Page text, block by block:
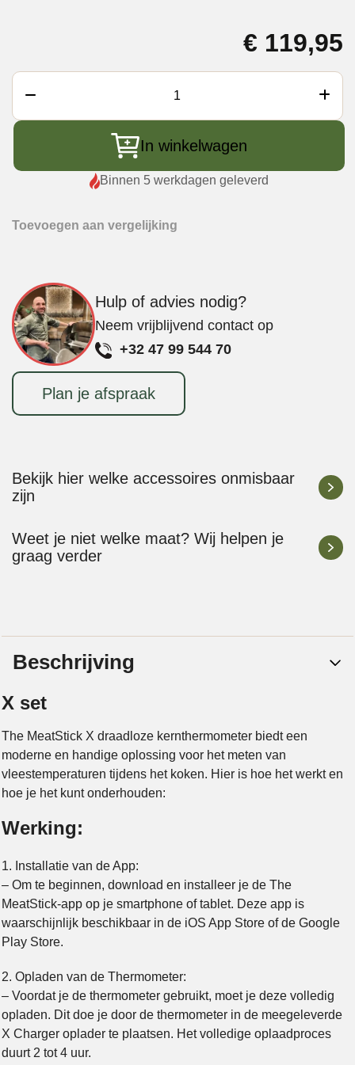
€ 119,95
Meatstick
Set
delig
In winkelwagen
Binnen 5 werkdagen geleverd
Toevoegen aan vergelijking
Hulp of advies nodig?
Neem vrijblijvend contact op
+32 47 99 544 70
Plan je afspraak
Bekijk hier welke accessoires onmisbaar
zijn
Weet je niet welke maat? Wij helpen je
graag verder
Beschrijving
X set
The MeatStick X draadloze kernthermometer biedt een
moderne en handige oplossing voor het meten van
vleestemperaturen tijdens het koken. Hier is hoe het werkt en
hoe je het kunt onderhouden:
Werking:
1. Installatie van de App:
– Om te beginnen, download en installeer je de The
MeatStick-app op je smartphone of tablet. Deze app is
waarschijnlijk beschikbaar in de iOS App Store of de Google
Play Store.
2. Opladen van de Thermometer:
– Voordat je de thermometer gebruikt, moet je deze volledig
opladen. Dit doe je door de thermometer in de meegeleverde
X Charger oplader te plaatsen. Het volledige oplaadproces
duurt 2 tot 4 uur.